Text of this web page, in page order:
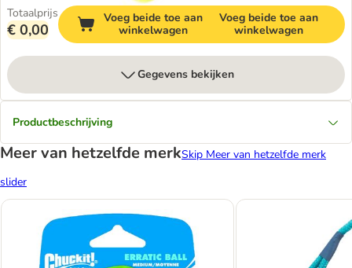
Totaalprijs
€ 0,00
Voeg beide toe aan
winkelwagen
Voeg beide toe aan
winkelwagen
Gegevens bekijken
Productbeschrijving
Meer van hetzelfde merkSkip Meer van hetzelfde merk
slider